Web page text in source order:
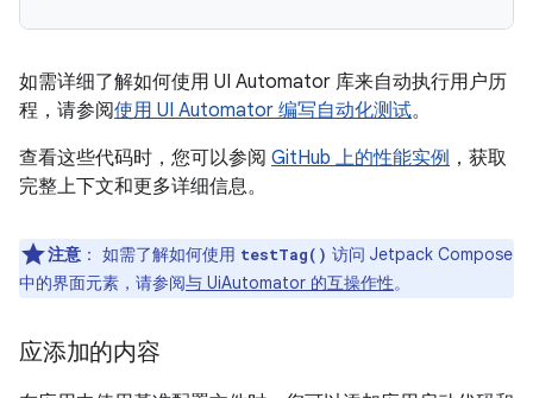
如需详细了解如何使用 UI Automator 库来自动执行用户历
程，请参阅使用 UI Automator 编写自动化测试。
查看这些代码时，您可以参阅 GitHub 上的性能实例 ，获取
完整上下文和更多详细信息。
注意 ： 如需了解如何使用 testTag() 访问 Jetpack Compose
中的界面元素，请参阅与 UiAutomator 的互操作性。
应添加的内容